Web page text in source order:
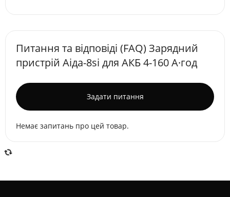
Питання та відповіді (FAQ) Зарядний
пристрій Аіда-8si для АКБ 4-160 А·год
Задати питання
Немає запитань про цей товар.